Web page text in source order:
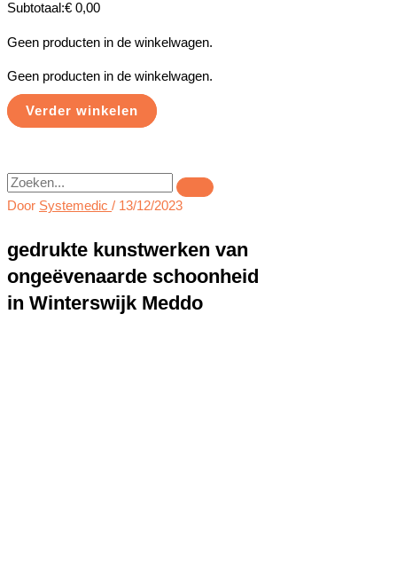
Subtotaal:€ 0,00
Geen producten in de winkelwagen.
Geen producten in de winkelwagen.
Verder winkelen
Zoeken
Door Systemedic / 13/12/2023
gedrukte kunstwerken van
ongeëvenaarde schoonheid
in Winterswijk Meddo